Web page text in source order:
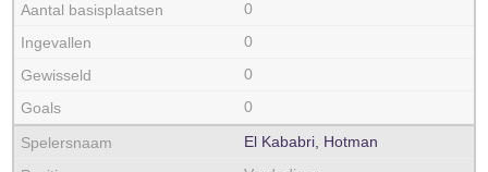
0
0
0
0
El Kababri, Hotman